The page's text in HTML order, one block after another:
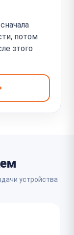
сначала
потом
этого
устройства